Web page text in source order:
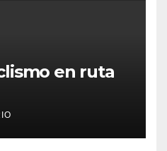
en ruta